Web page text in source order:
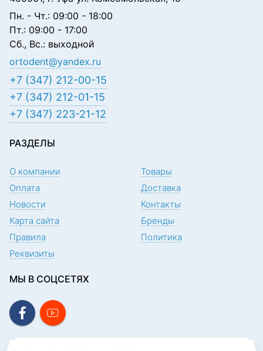
Пн. - Чт.: 09:00 - 18:00
Пт.: 09:00 - 17:00
Сб., Вс.: выходной
ortodent@yandex.ru
+7 (347) 212-00-15
+7 (347) 212-01-15
+7 (347) 223-21-12
РАЗДЕЛЫ
О компании
Товары
Оплата
Доставка
Новости
Контакты
Карта сайта
Бренды
Правила
Политика
Реквизиты
МЫ В СОЦСЕТЯХ